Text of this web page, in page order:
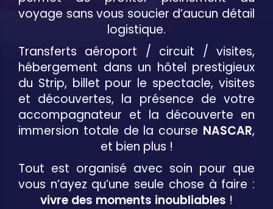
voyage sans vous soucier d’aucun détail
logistique.
Transferts aéroport / circuit / visites,
hébergement dans un hôtel prestigieux
du Strip, billet pour le spectacle, visites
et découvertes, la présence de votre
accompagnateur et la découverte en
immersion totale de la course NASCAR,
et bien plus !
Tout est organisé avec soin pour que
vous n’ayez qu’une seule chose à faire :
vivre des moments inoubliables !